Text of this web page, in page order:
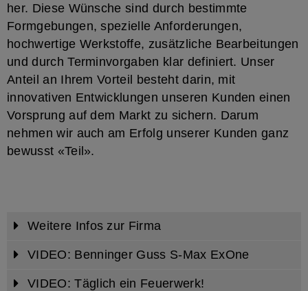
her. Diese Wünsche sind durch bestimmte
Formgebungen, spezielle Anforderungen,
hochwertige Werkstoffe, zusätzliche Bearbeitungen
und durch Terminvorgaben klar definiert. Unser
Anteil an Ihrem Vorteil besteht darin, mit
innovativen Entwicklungen unseren Kunden einen
Vorsprung auf dem Markt zu sichern. Darum
nehmen wir auch am Erfolg unserer Kunden ganz
bewusst «Teil».
Weitere Infos zur Firma
VIDEO: Benninger Guss S-Max ExOne
VIDEO: Täglich ein Feuerwerk!